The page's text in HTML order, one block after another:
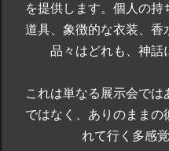
を提供します。個人の
道具、象徴的な衣装、香
品々はどれも、神話
これは単なる展示会で
ではなく、ありのまま
れて行く多感